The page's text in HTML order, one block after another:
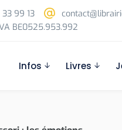
99 13
BE0525.953.992
Infos Livres